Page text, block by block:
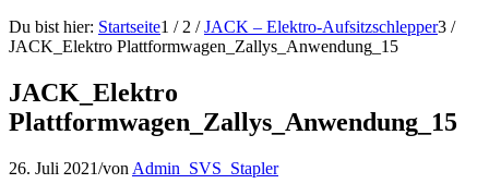
Du bist hier: Startseite1 / 2 / JACK – Elektro-Aufsitzschlepper3 /
JACK_Elektro Plattformwagen_Zallys_Anwendung_15
JACK_Elektro
Plattformwagen_Zallys_Anwendung_15
26. Juli 2021/von Admin_SVS_Stapler